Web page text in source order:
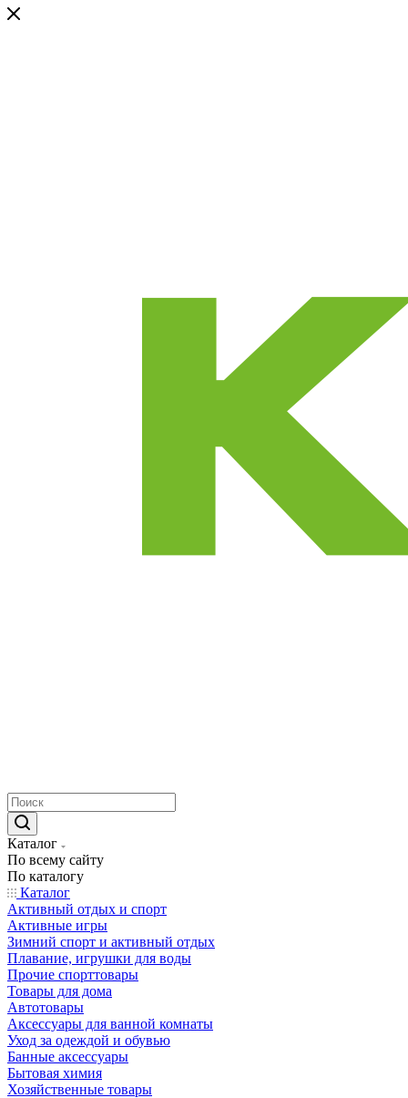
Каталог
По всему сайту
По каталогу
Каталог
Активный отдых и спорт
Активные игры
Зимний спорт и активный отдых
Плавание, игрушки для воды
Прочие спорттовары
Товары для дома
Автотовары
Аксессуары для ванной комнаты
Уход за одеждой и обувью
Банные аксессуары
Бытовая химия
Хозяйственные товары